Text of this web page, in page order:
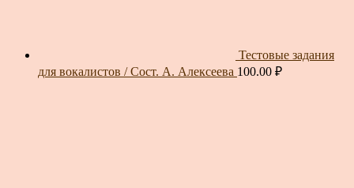
Тестовые задания
для вокалистов / Сост. А. Алексеева 100.00 ₽